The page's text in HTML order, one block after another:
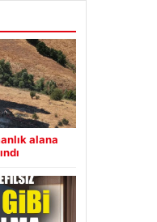
alana